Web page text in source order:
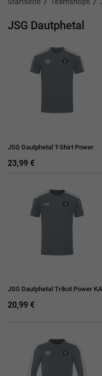
JSG Dautphetal
JSG Dautphetal T-Shirt Power
23,99 €
JSG Dautphetal Trikot Power KA
20,99 €